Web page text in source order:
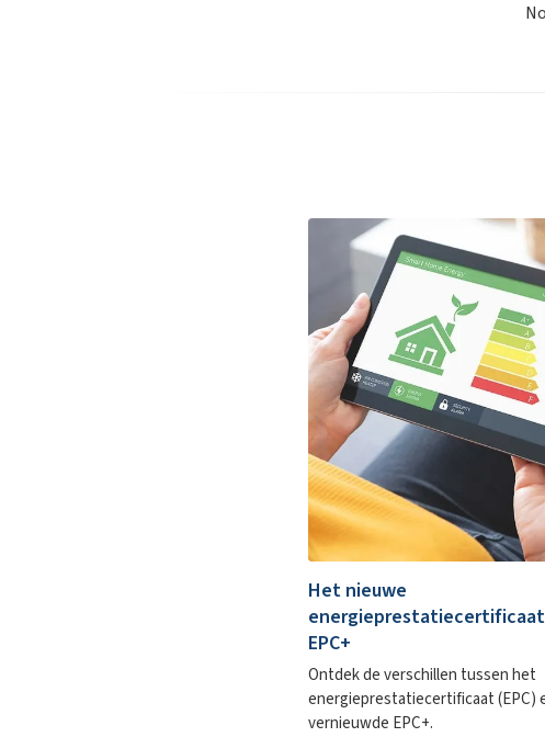
Het nieuwe
EPC+
Ontdek de verschillen tussen het
energieprestatiecertificaat (EPC)
vernieuwde EPC+.